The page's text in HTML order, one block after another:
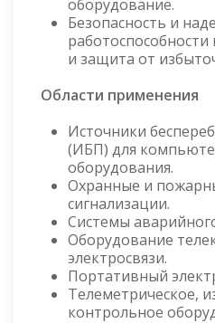
оборудование.
Безопасность и
и защита от
Области применения
Источники
(ИБП) для
оборудования.
Охранные и
сигнализации.
Системы
Оборудование
электросвязи.
Портативный
Телеметрическое,
контрольное